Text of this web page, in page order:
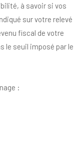
à savoir si vos
sur votre relevé
fiscal de votre
le seuil imposé par le
: